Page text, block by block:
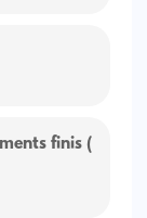
finis (